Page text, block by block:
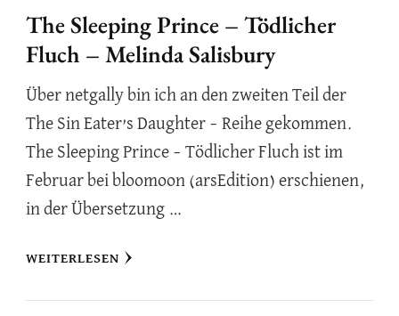
The Sleeping Prince – Tödlicher
Fluch – Melinda Salisbury
Über netgally bin ich an den zweiten Teil der
The Sin Eater’s Daughter – Reihe gekommen.
The Sleeping Prince – Tödlicher Fluch ist im
Februar bei bloomoon (arsEdition) erschienen,
in der Übersetzung …
WEITERLESEN